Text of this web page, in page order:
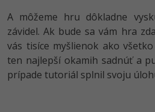
A môžeme hru dôkladne
závidel. Ak bude sa vám hra
vás tisíce myšlienok ako
ten najlepší okamih sadnúť a
prípade tutoriál splnil svoju